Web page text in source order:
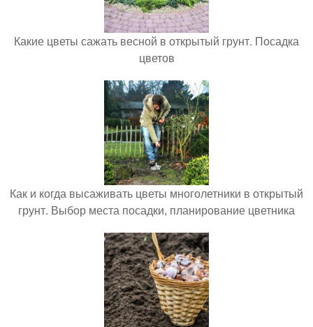
Какие цветы сажать весной в открытый грунт. Посадка
цветов
Как и когда высаживать цветы многолетники в открытый
грунт. Выбор места посадки, планирование цветника